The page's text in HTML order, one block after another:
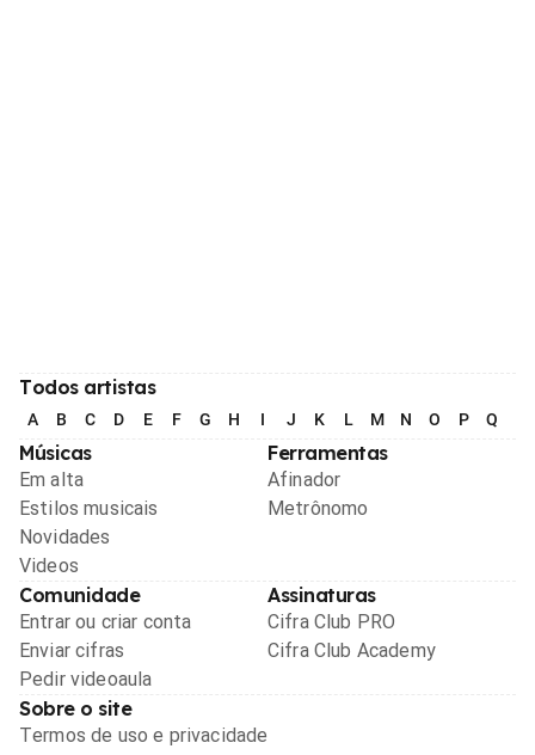
Todos artistas
A B C D E F G H I J K L M N O P Q
Músicas
Em alta
Estilos musicais
Novidades
Videos
Ferramentas
Afinador
Metrônomo
Comunidade
Entrar ou criar conta
Enviar cifras
Pedir videoaula
Assinaturas
Cifra Club PRO
Cifra Club Academy
Sobre o site
Termos de uso e privacidade